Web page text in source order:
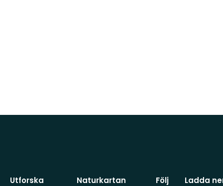
Utforska
Naturkartan
Följ
Ladda